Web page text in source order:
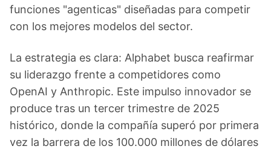
funciones "agenticas" diseñadas para competir
con los mejores modelos del sector.
La estrategia es clara: Alphabet busca reafirmar
su liderazgo frente a competidores como
OpenAI y Anthropic. Este impulso innovador se
produce tras un tercer trimestre de 2025
histórico, donde la compañía superó por primera
vez la barrera de los 100.000 millones de dólares